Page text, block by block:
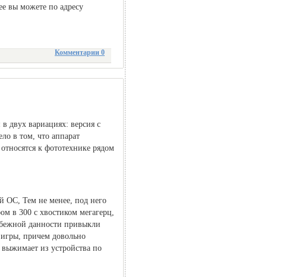
вы можете по адресу
Комментарии 0
двух вариациях: версия с
в том, что аппарат
к фототехнике рядом
ОС, Тем не менее, под него
в 300 с хвостиком мегагерц,
данности привыкли
причем довольно
из устройства по